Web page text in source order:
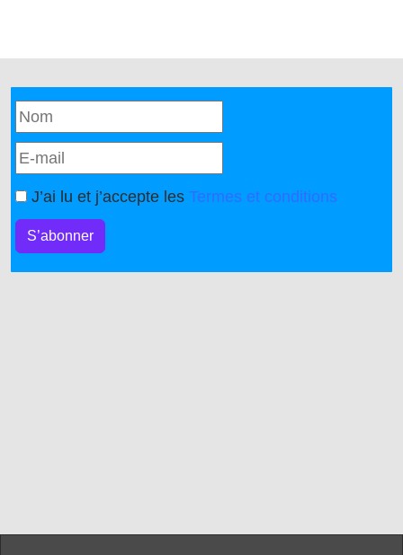
J’ai lu et j’accepte les Termes et conditions
S’abonner